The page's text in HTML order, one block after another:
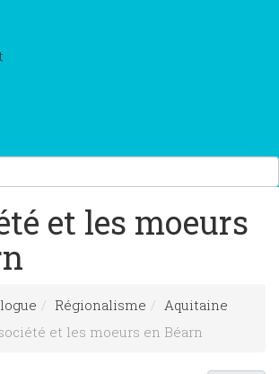
et les moeurs
Régionalisme
Aquitaine
et les moeurs en Béarn